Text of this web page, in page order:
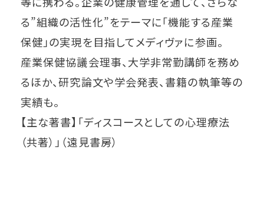
る”組織の活性化”をテーマに「機能する産業
保健」の実現を目指してメディヴァに参画。
産業保健協議会理事、大学非常勤講師を務め
るほか、研究論文や学会発表、書籍の執筆等の
実績も。
【主な著書】「ディスコースとしての心理療法
（共著）」（遠見書房）